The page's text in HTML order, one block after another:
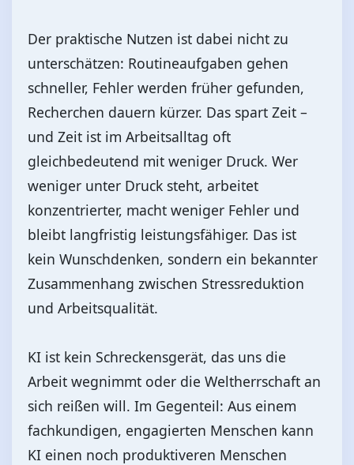
Der praktische Nutzen ist dabei nicht zu
unterschätzen: Routineaufgaben gehen
schneller, Fehler werden früher gefunden,
Recherchen dauern kürzer. Das spart Zeit –
und Zeit ist im Arbeitsalltag oft
gleichbedeutend mit weniger Druck. Wer
weniger unter Druck steht, arbeitet
konzentrierter, macht weniger Fehler und
bleibt langfristig leistungsfähiger. Das ist
kein Wunschdenken, sondern ein bekannter
Zusammenhang zwischen Stressreduktion
und Arbeitsqualität.
KI ist kein Schreckensgerät, das uns die
Arbeit wegnimmt oder die Weltherrschaft an
sich reißen will. Im Gegenteil: Aus einem
fachkundigen, engagierten Menschen kann
KI einen noch produktiveren Menschen